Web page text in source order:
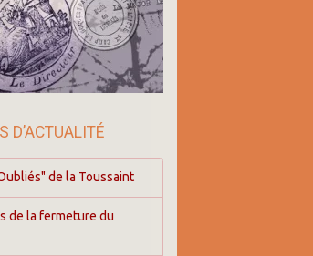
D’ACTUALITÉ
de la Toussaint
de la fermeture du